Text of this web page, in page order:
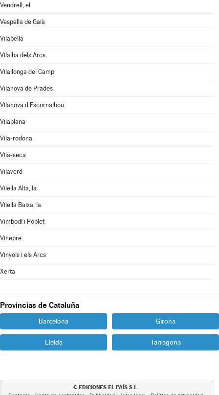
Vendrell, el
Vespella de Gaià
Vilabella
Vilalba dels Arcs
Vilallonga del Camp
Vilanova de Prades
Vilanova d'Escornalbou
Vilaplana
Vila-rodona
Vila-seca
Vilaverd
Vilella Alta, la
Vilella Baixa, la
Vimbodí i Poblet
Vinebre
Vinyols i els Arcs
Xerta
Provincias de Cataluña
Barcelona Girona
Lleida Tarragona
© EDICIONES EL PAÍS S.L.